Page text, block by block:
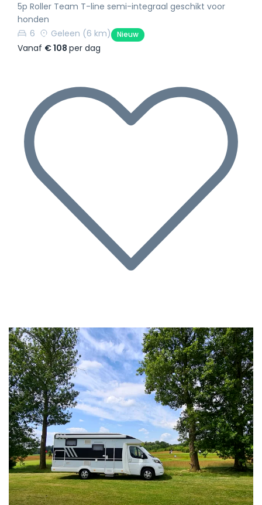
5p Roller Team T-line semi-integraal geschikt voor
honden
6
Geleen (6 km) Nieuw
Vanaf € 108 per dag